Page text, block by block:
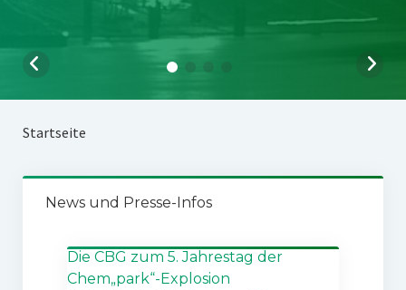
Startseite
News und Presse-Infos
Die CBG zum 5. Jahrestag der
Chem„park“-Explosion